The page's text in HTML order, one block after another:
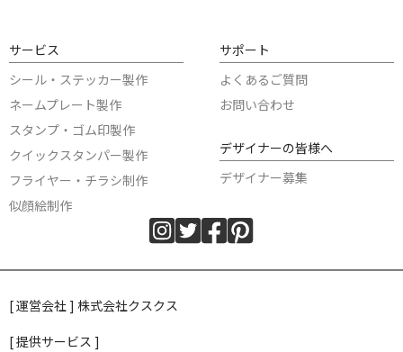
サービス
シール・ステッカー製作
ネームプレート製作
スタンプ・ゴム印製作
クイックスタンパー製作
フライヤー・チラシ制作
似顔絵制作
サポート
よくあるご質問
お問い合わせ
デザイナーの皆様へ
デザイナー募集
[ 運営会社 ] 株式会社クスクス
[ 提供サービス ]